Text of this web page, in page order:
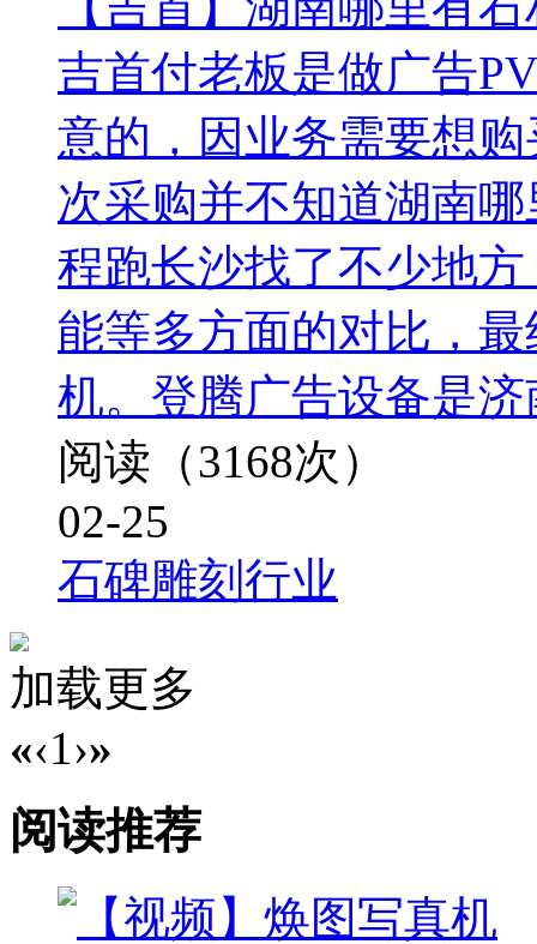
吉首付老板是做广告
意的，因业务需要想
次采购并不知道湖南
程跑长沙找了不少地
能等多方面的对比，
机。登腾广告设备是
阅读（3168次）
02-25
石碑雕刻行业
加载更多
«‹1›»
阅读推荐